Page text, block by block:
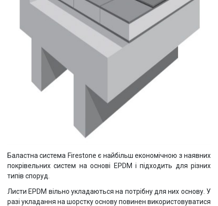
Баластна система Firestone є найбільш економічною з наявних
покрівельних систем на основі EPDM і підходить для різних
типів споруд.
Листи EPDM вільно укладаються на потрібну для них основу. У
разі укладання на шорстку основу повинен використовуватися